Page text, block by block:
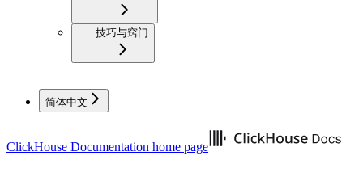
技巧与窍门
简体中文
ClickHouse Documentation home page